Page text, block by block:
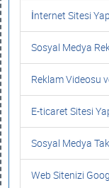
İnternet Sitesi
Sosyal Medya
Reklam Videosu
E-ticaret Sitesi
Sosyal Medya
Web Sitenizi